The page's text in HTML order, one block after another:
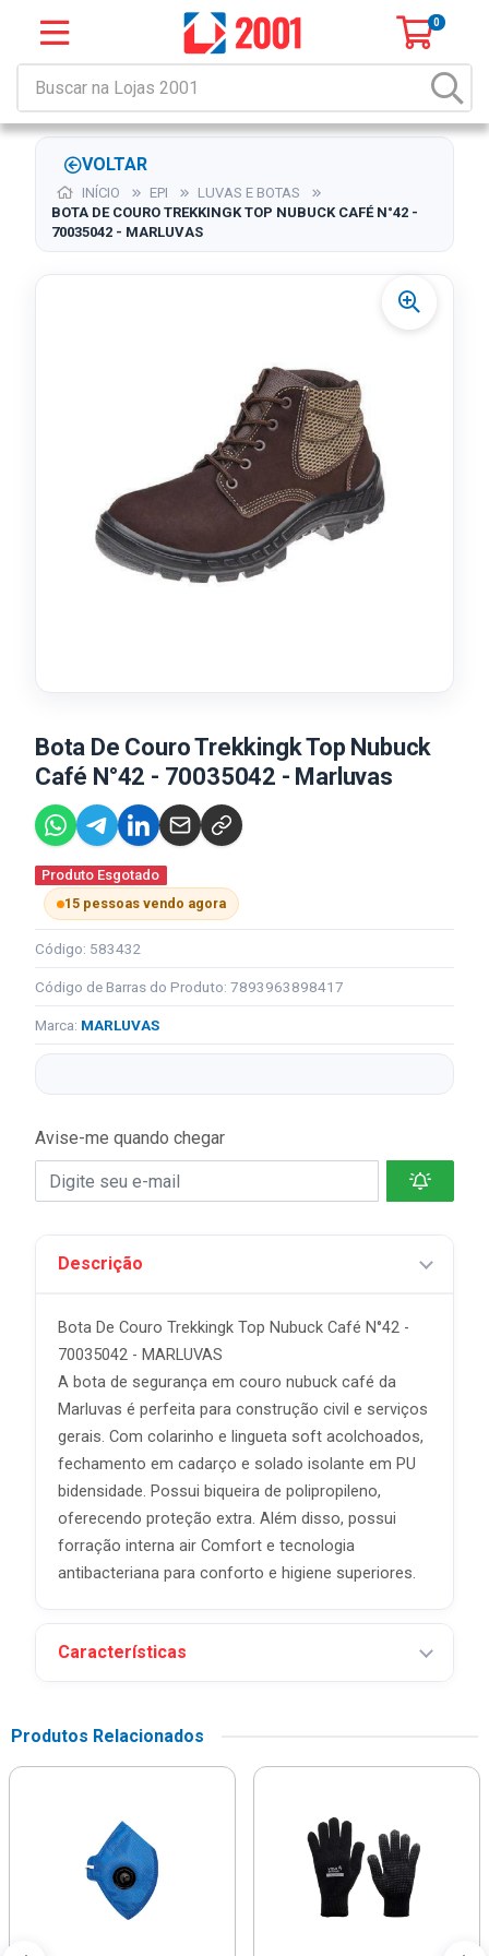
0
VOLTAR
INÍCIO EPI
LUVAS E BOTAS
BOTA DE COURO TREKKINGK TOP NUBUCK CAFÉ N°42 -
70035042 - MARLUVAS
Bota De Couro Trekkingk Top Nubuck
Café N°42 - 70035042 - Marluvas
Produto Esgotado
15 pessoas vendo agora
Código: 583432
Código de Barras do Produto: 7893963898417
Marca: MARLUVAS
Avise-me quando chegar
Descrição
Bota De Couro Trekkingk Top Nubuck Café N°42 -
70035042 - MARLUVAS
A bota de segurança em couro nubuck café da
Marluvas é perfeita para construção civil e serviços
gerais. Com colarinho e lingueta soft acolchoados,
fechamento em cadarço e solado isolante em PU
bidensidade. Possui biqueira de polipropileno,
oferecendo proteção extra. Além disso, possui
forração interna air Comfort e tecnologia
antibacteriana para conforto e higiene superiores.
Características
Produtos Relacionados